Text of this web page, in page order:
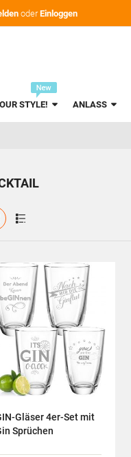
oderEinloggen
STYLE! ANLASS
Gläser 4er-Set mit
Sprüchen